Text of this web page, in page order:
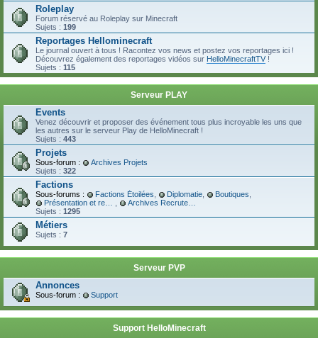
Roleplay
Forum réservé au Roleplay sur Minecraft
Sujets : 199
Reportages Hellominecraft
Le journal ouvert à tous ! Racontez vos news et postez vos reportages ici !
Découvrez également des reportages vidéos sur HelloMinecraftTV!
Sujets : 115
Serveur PLAY
Events
Venez découvrir et proposer des événement tous plus incroyable les uns que
les autres sur le serveur Play de HelloMinecraft !
Sujets : 443
Projets
Sous-forum :
Archives Projets
Sujets : 322
Factions
Sous-forums : Factions Étoilées Diplomatie Boutiques
Sujets : 1295
Métiers
Sujets : 7
Serveur PVP
Annonces
Sous-forum : Support
Support HelloMinecraft